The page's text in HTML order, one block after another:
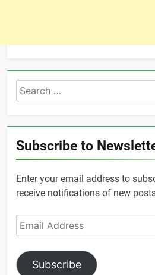
Search
for:
Subscribe to
Enter your email address to
receive notifications of new
Email
Address
Subscribe